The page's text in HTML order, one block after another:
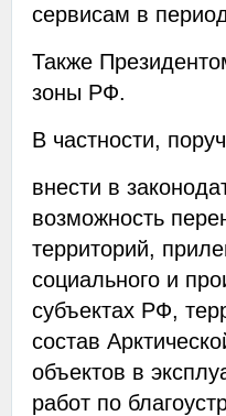
сервисам в
Также
зоны РФ.
В частности,
внести в
возможность
территорий,
социального и
субъектах РФ,
состав
объектов в
работ по